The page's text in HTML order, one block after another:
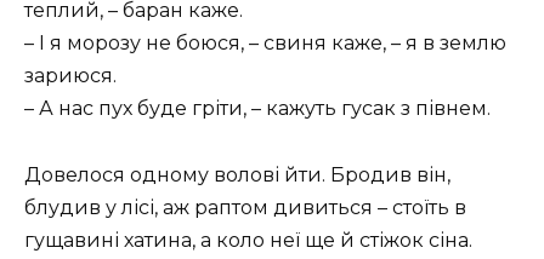
теплий, – баран каже.
– І я морозу не боюся, – свиня каже, – я в землю
зариюся.
– А нас пух буде гріти, – кажуть гусак з півнем.
Довелося одному волові йти. Бродив він,
блудив у лісі, аж раптом дивиться – стоїть в
гущавині хатина, а коло неї ще й стіжок сіна.